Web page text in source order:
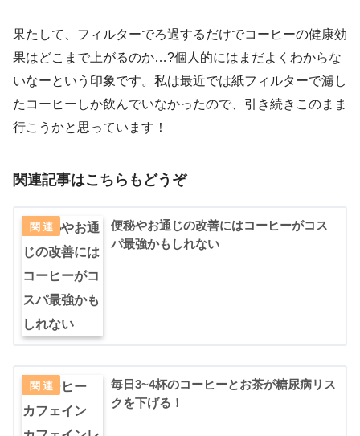
果たして、フィルターでろ過するだけでコーヒーの健康効
果はどこまで上がるのか…?個人的にはまだよくわからな
いなーという印象です。私は最近では紙フィルターで濾し
たコーヒーしか飲んでいなかったので、引き続きこのまま
行こうかと思っています！
関連記事はこちらもどうぞ
便秘やお通じの改善にはコーヒーがコス
パ最強かもしれない
毎日3~4杯のコーヒーとお茶が糖尿病リス
クを下げる！